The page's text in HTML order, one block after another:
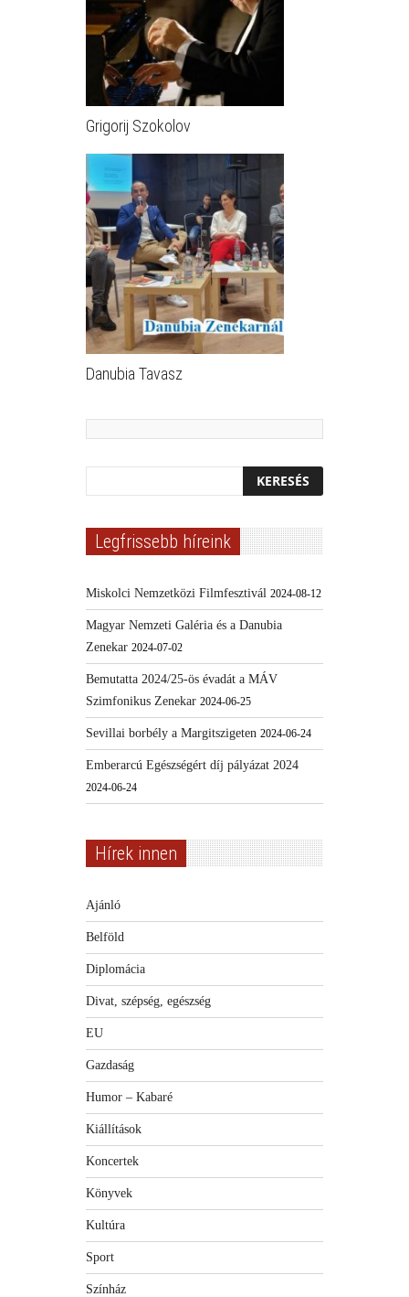
Grigorij Szokolov
Danubia Tavasz
Legfrissebb híreink
Miskolci Nemzetközi Filmfesztivál 2024-08-12
Magyar Nemzeti Galéria és a Danubia
Zenekar 2024-07-02
Bemutatta 2024/25-ös évadát a MÁV
Szimfonikus Zenekar 2024-06-25
Sevillai borbély a Margitszigeten 2024-06-24
Emberarcú Egészségért díj pályázat 2024
2024-06-24
Hírek innen
Ajánló
Belföld
Diplomácia
Divat, szépség, egészség
EU
Gazdaság
Humor – Kabaré
Kiállítások
Koncertek
Könyvek
Kultúra
Sport
Színház